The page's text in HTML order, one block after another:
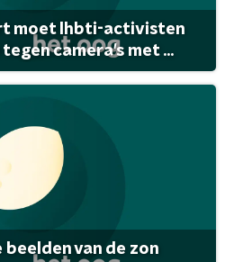
moet lhbti-activisten
camera's met ...
beelden van de zon